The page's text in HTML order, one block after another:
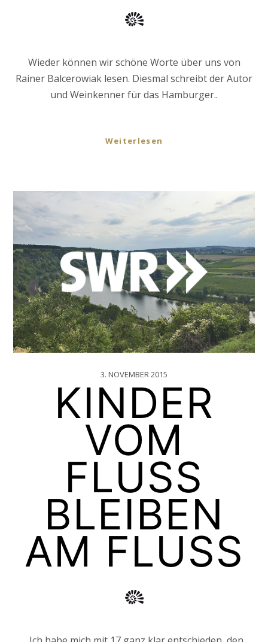
Wieder können wir schöne Worte über uns von
Rainer Balcerowiak lesen. Diesmal schreibt der Autor
und Weinkenner für das Hamburger..
Weiterlesen
3. NOVEMBER 2015
KINDER
VOM
FLUSS
BLEIBEN
AM FLUSS